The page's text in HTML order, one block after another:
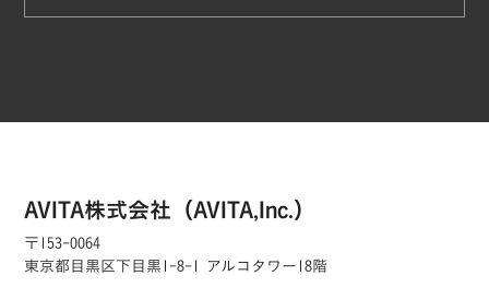
AVITA株式会社（AVITA,Inc.）
〒153-0064
東京都目黒区下目黒1-8-1 アルコタワー18階